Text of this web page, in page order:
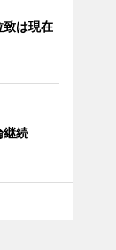
は現在
継続